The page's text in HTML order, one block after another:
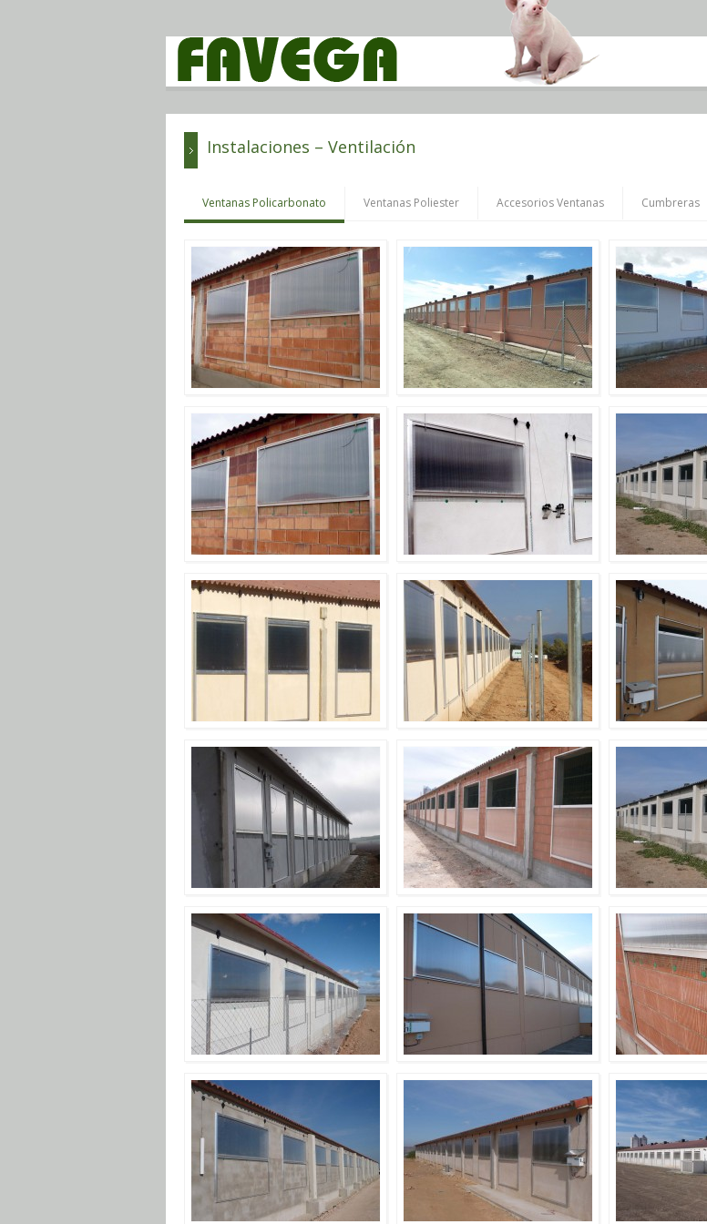
Instalaciones – Ventilación
Ventanas Policarbonato Ventanas Poliester Accesorios Ventanas Cumbreras